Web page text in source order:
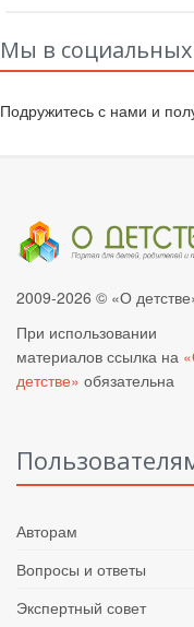
Мы в социальных
Подружитесь с нами и
2009-2026 © «О
При использовании
материалов ссылка на
детстве» обязательна
Авторам
Вопросы и ответы
Экспертный совет